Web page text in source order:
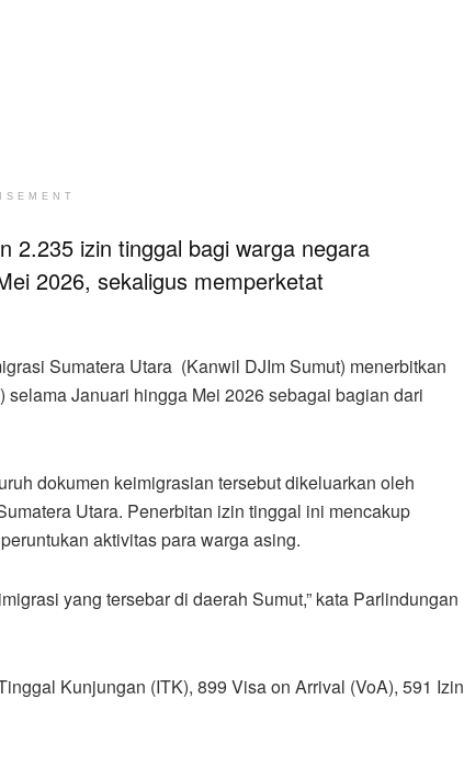
2.235 izin tinggal bagi warga negara
2026, sekaligus memperketat
Sumatera Utara (Kanwil DJIm Sumut) menerbitkan
Januari hingga Mei 2026 sebagai bagian dari
dokumen keimigrasian tersebut dikeluarkan oleh
Utara. Penerbitan izin tinggal ini mencakup
aktivitas para warga asing.
yang tersebar di daerah Sumut,” kata Parlindungan
Kunjungan (ITK), 899 Visa on Arrival (VoA), 591 Izin